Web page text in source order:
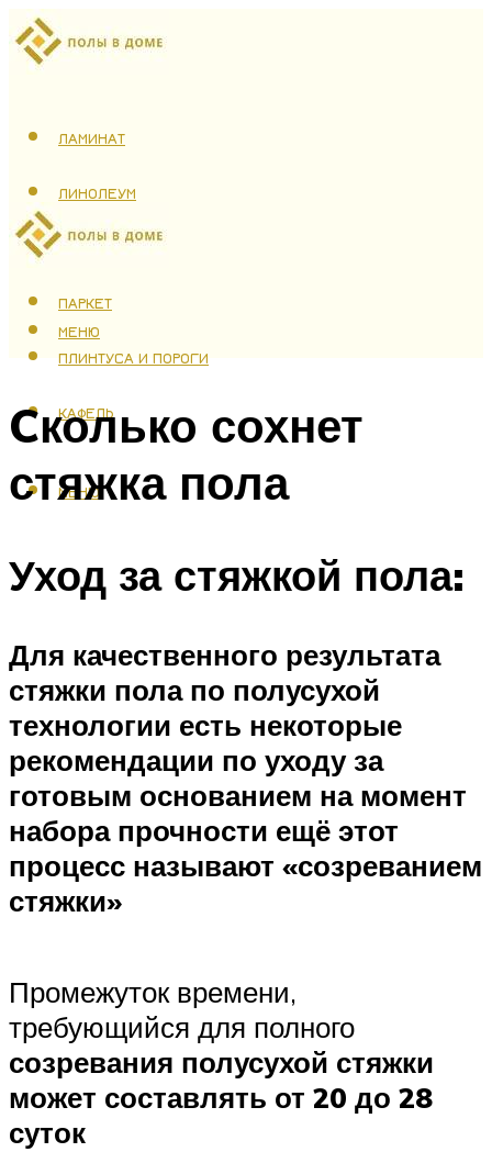
ЛАМИНАТ
ЛИНОЛЕУМ
ТЕПЛЫЙ ПОЛ
ПАРКЕТ
ПЛИНТУСА И ПОРОГИ
КАФЕЛЬ
МЕНЮ
МЕНЮ
Cколько сохнет
стяжка пола
Уход за стяжкой пола:
Для качественного результата
стяжки пола по полусухой
технологии есть некоторые
рекомендации по уходу за
готовым основанием на момент
набора прочности ещё этот
процесс называют «созреванием
стяжки»
Промежуток времени,
требующийся для полного
созревания полусухой стяжки
может составлять от 20 до 28
суток